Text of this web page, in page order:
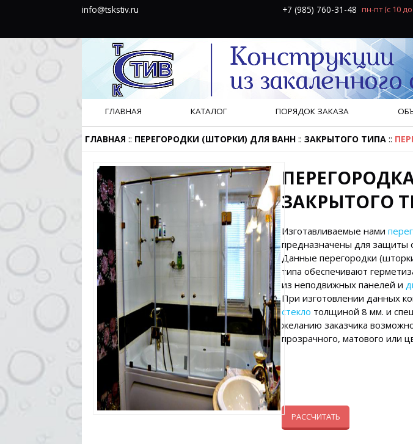
info@tskstiv.ru +7 (985) 760-31-48 пн-пт(с 10
ГЛАВНАЯ КАТАЛОГ ПОРЯДОК ЗАКАЗА
ГЛАВНАЯ :: ПЕРЕГОРОДКИ (ШТОРКИ) ДЛЯ ВАНН :: ЗАКРЫТОГО ТИПА ::
ЗАКРЫТОГО
Изготавливаемые нами
предназначены для защиты
Данные перегородки
типа обеспечивают
из неподвижных панелей и
При изготовлении данных
стекло толщиной 8 мм. и
желанию заказчика
прозрачного, матового или